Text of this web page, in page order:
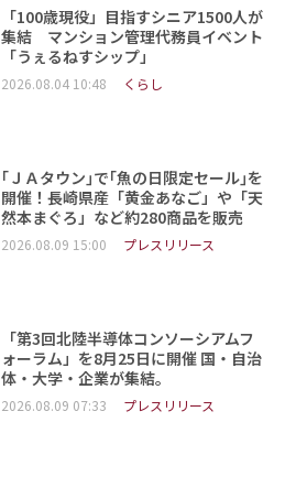
「100歳現役」目指すシニア1500人が
集結 マンション管理代務員イベント
「うぇるねすシップ」
2026.08.04 10:48 くらし
｢ＪＡタウン｣で｢魚の日限定セール｣を
開催！長崎県産「黄金あなご」や「天
然本まぐろ」など約280商品を販売
2026.08.09 15:00 プレスリリース
「第3回北陸半導体コンソーシアムフ
ォーラム」を8月25日に開催 国・自治
体・大学・企業が集結。
2026.08.09 07:33 プレスリリース